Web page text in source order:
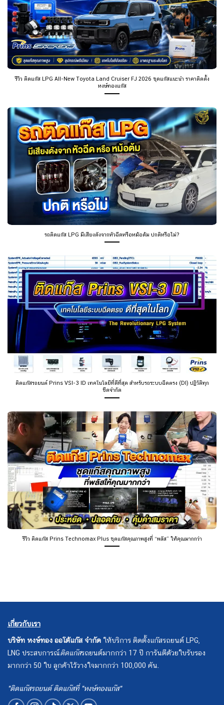
รีวิว ติดแก๊ส LPG All-New Toyota Land Cruiser FJ 2026 ชุดแก๊สแนะนำ ราคาติดตั้ง
หงษ์ทองแก๊ส
รถติดแก๊ส LPG มีเสียงดังจากหัวฉีดหรือหม้อต้ม ปกติหรือไม่?
ติดแก๊สรถยนต์ Prins VSI-3 ID เทคโนโลยีที่ดีที่สุด สำหรับรถระบบฉีดตรง (DI) ปฏิวัติทุก
ขีดจำกัด
รีวิว ติดแก๊ส Prins Technomax Plus ชุดแก๊สคุณภาพสูงที่ “พลัส” ให้คุณมากกว่า
เกี่ยวกับเรา
บริษัท หงษ์ทอง ออโต้แก๊ส จำกัด ให้บริการ ติดตั้งแก๊สรถยนต์ LPG,
LNG ประสบการณ์ติดแก๊สรถยนต์มากกว่า 17 ปี การันตีด้วยใบรับรอง
มากกว่า 50 ใบ ลูกค้าไว้วางใจมากกว่า 100,000 คัน.
"ติดแก๊สรถยนต์ ติดแก๊สที่ "หงษ์ทองแก๊ส"